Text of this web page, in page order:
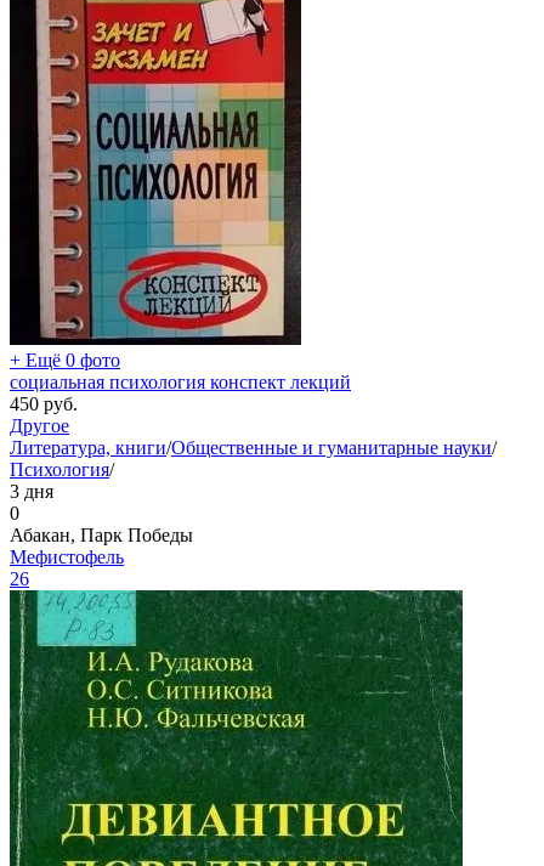
+ Ещё 0 фото
социальная психология конспект лекций
450 руб.
Другое
Литература, книги/Общественные и гуманитарные науки/
Психология/
3 дня
0
Абакан, Парк Победы
Мефистофель
26